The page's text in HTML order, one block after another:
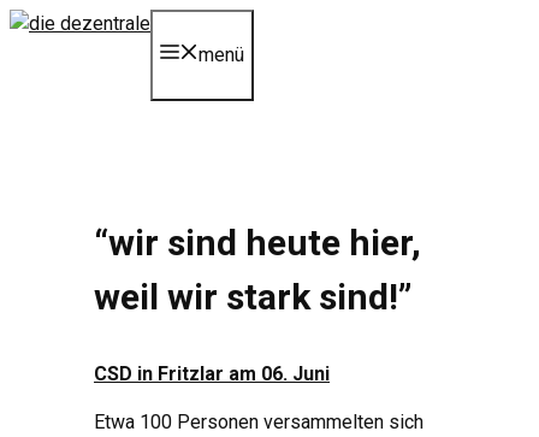
Zum
menü
“wir sind heute hier,
weil wir stark sind!”
CSD in Fritzlar am 06. Juni
Etwa 100 Personen versammelten sich